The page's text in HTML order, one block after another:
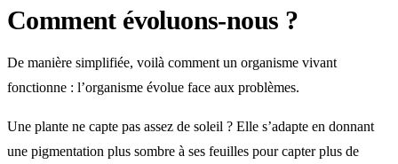
Comment évoluons-nous ?
De manière simplifiée, voilà comment un organisme vivant
fonctionne : l’organisme évolue face aux problèmes.
Une plante ne capte pas assez de soleil ? Elle s’adapte en donnant
une pigmentation plus sombre à ses feuilles pour capter plus de